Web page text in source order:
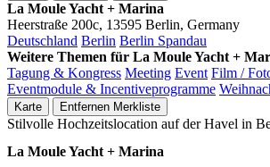
La Moule Yacht + Marina
Heerstraße 200c, 13595 Berlin, Germany
Deutschland Berlin Berlin Spandau
Weitere Themen für La Moule Yacht +
Tagung & Kongress Meeting Event Film /
Eventmodule & Incentiveprogramme
Karte Entfernen Merkliste
Stilvolle Hochzeitslocation auf der Havel in
La Moule Yacht + Marina